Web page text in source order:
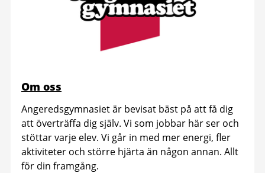
Om oss
Angeredsgymnasiet är bevisat bäst på att få dig
att överträffa dig själv. Vi som jobbar här ser och
stöttar varje elev. Vi går in med mer energi, fler
aktiviteter och större hjärta än någon annan. Allt
för din framgång.